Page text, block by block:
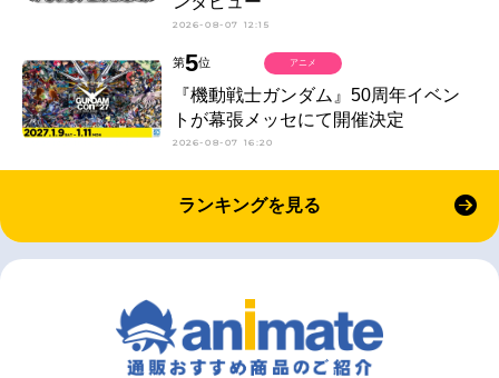
2026-08-07 12:15
第5位
『機動戦士ガンダム』50周年イベン
トが幕張メッセにて開催決定
2026-08-07 16:20
アニメ
ランキングを見る